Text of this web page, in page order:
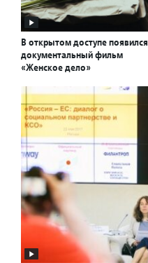
В открытом доступе появился
документальный фильм
«Женское дело»